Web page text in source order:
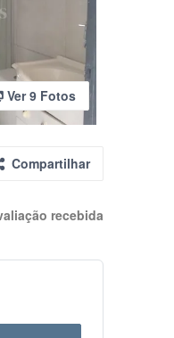
Ver 9 Fotos
Compartilhar
recebida